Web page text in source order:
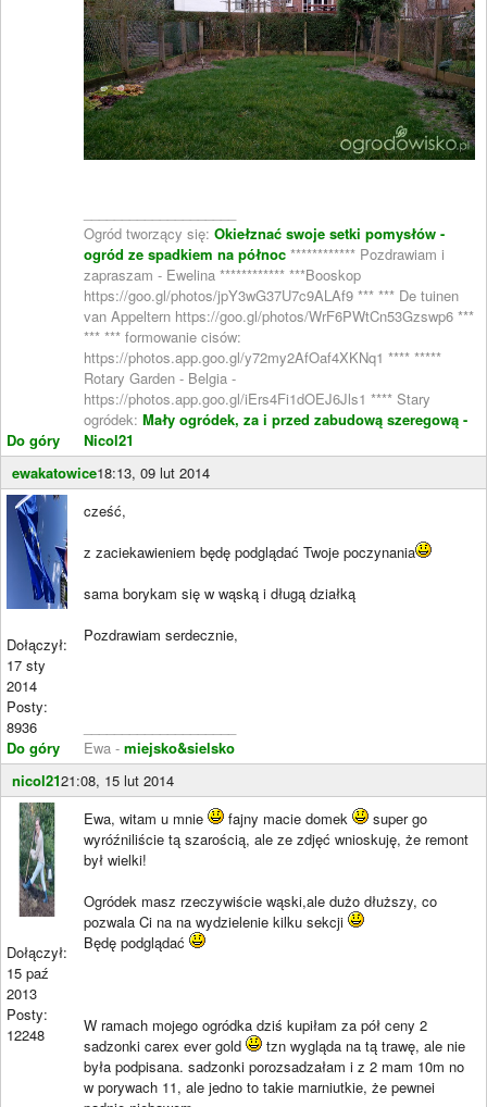
Do góry
Ogród tworzący się: Okiełznać swoje setki pomysłów -
ogród ze spadkiem na północ ************ Pozdrawiam i
zapraszam - Ewelina ************ ***Booskop
https://goo.gl/photos/jpY3wG37U7c9ALAf9 *** *** De tuinen
van Appeltern https://goo.gl/photos/WrF6PWtCn53Gzswp6 ***
*** *** formowanie cisów:
https://photos.app.goo.gl/y72my2AfOaf4XKNq1 **** *****
Rotary Garden - Belgia -
https://photos.app.goo.gl/iErs4Fi1dOEJ6Jls1 **** Stary
ogródek: Mały ogródek, za i przed zabudową szeregową -
Nicol21
ewakatowice18:13, 09 lut 2014
Dołączył:
17 sty
2014
Posty:
8936
Do góry
cześć,
z zaciekawieniem będę podglądać Twoje poczynania
sama borykam się w wąską i długą działką
Pozdrawiam serdecznie,
Ewa - miejsko&sielsko
nicol2121:08, 15 lut 2014
Dołączył:
15 paź
2013
Posty:
12248
Ewa, witam u mnie fajny macie domek
super go
wyróźniliście tą szarością, ale ze zdjęć wnioskuję, że remont
był wielki!
Ogródek masz rzeczywiście wąski,ale dużo dłuższy, co
pozwala Ci na na wydzielenie kilku sekcji
Będę podglądać
W ramach mojego ogródka dziś kupiłam za pół ceny 2
sadzonki carex ever gold
tzn wygląda na tą trawę, ale nie
była podpisana. sadzonki porozsadzałam i z 2 mam 10m no
w porywach 11, ale jedno to takie marniutkie, że pewnei